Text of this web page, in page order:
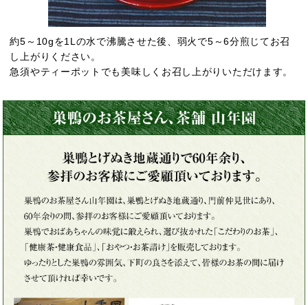
約5～10gを1Lの水で沸騰させた後、弱火で5～6分煎じてお召
し上がりください。
急須やティーポットでも美味しくお召し上がりいただけます。